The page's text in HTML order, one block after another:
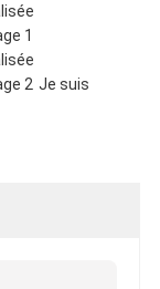
Je suis